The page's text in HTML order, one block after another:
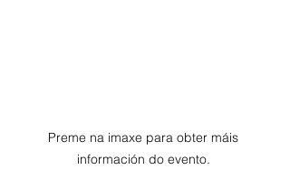
Preme na imaxe para obter máis
información do evento.